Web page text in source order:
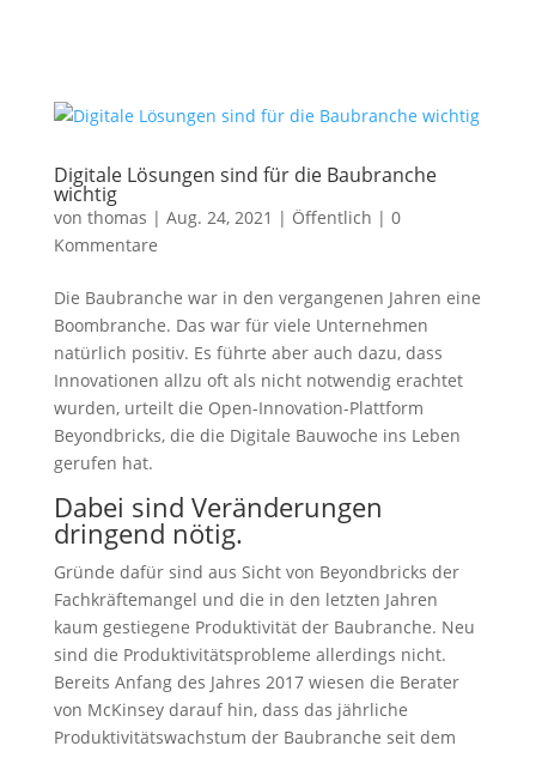
Digitale Lösungen sind für die Baubranche
wichtig
von thomas | Aug. 24, 2021 | Öffentlich | 0
Kommentare
Die Baubranche war in den vergangenen Jahren eine
Boombranche. Das war für viele Unternehmen
natürlich positiv. Es führte aber auch dazu, dass
Innovationen allzu oft als nicht notwendig erachtet
wurden, urteilt die Open-Innovation-Plattform
Beyondbricks, die die Digitale Bauwoche ins Leben
gerufen hat.
Dabei sind Veränderungen
dringend nötig.
Gründe dafür sind aus Sicht von Beyondbricks der
Fachkräftemangel und die in den letzten Jahren
kaum gestiegene Produktivität der Baubranche. Neu
sind die Produktivitätsprobleme allerdings nicht.
Bereits Anfang des Jahres 2017 wiesen die Berater
von McKinsey darauf hin, dass das jährliche
Produktivitätswachstum der Baubranche seit dem